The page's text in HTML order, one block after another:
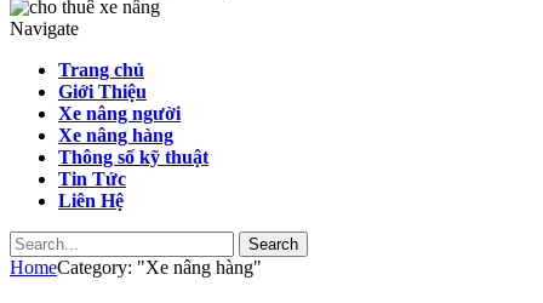
Navigate
Trang chủ
Giới Thiệu
Xe nâng người
Xe nâng hàng
Thông số kỹ thuật
Tin Tức
Liên Hệ
Search
HomeCategory: "Xe nâng hàng"